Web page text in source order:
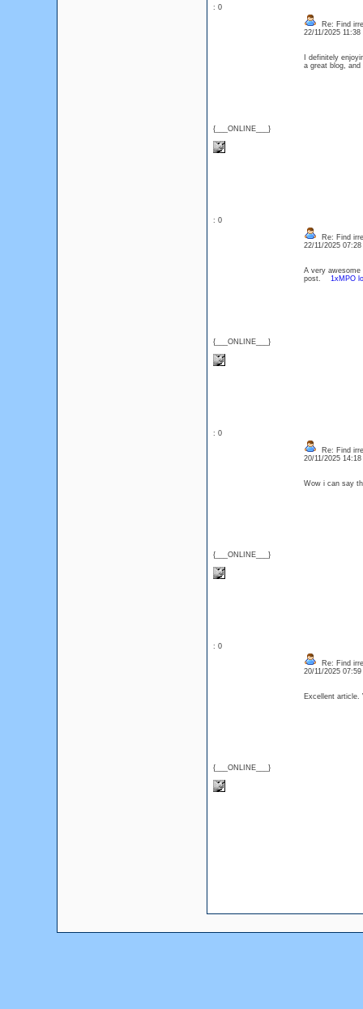
: 0
{___ONLINE___}
Re: Find
22/11/2025 11:38
I definitely
a great blog,
: 0
{___ONLINE___}
Re: Find
22/11/2025
A very awesome
post. 1xMPO
: 0
{___ONLINE___}
Re: Find
20/11/2025
Wow i can say
: 0
{___ONLINE___}
Re: Find
20/11/2025
Excellent